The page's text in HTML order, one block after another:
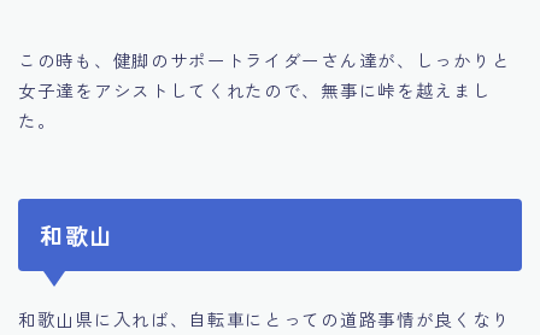
この時も、健脚のサポートライダーさん達が、しっかりと
女子達をアシストしてくれたので、無事に峠を越えまし
た。
和歌山
和歌山県に入れば、自転車にとっての道路事情が良くなり